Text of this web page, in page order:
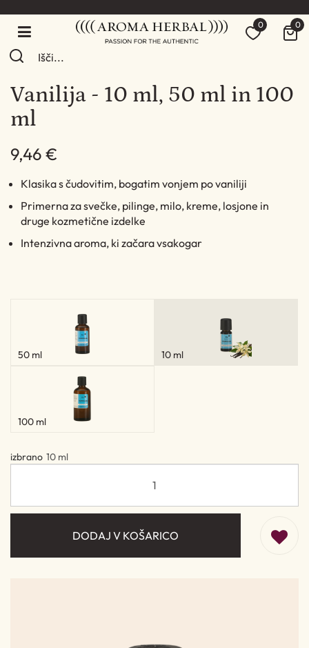
0 0
Vanilija - 10 ml, 50 ml in 100
ml
9,46 €
Klasika s čudovitim, bogatim vonjem po vaniliji
Primerna za svečke, pilinge, milo, kreme, losjone in
druge kozmetične izdelke
Intenzivna aroma, ki začara vsakogar
50 ml 10 ml
100 ml
izbrano 10 ml
DODAJ V KOŠARICO